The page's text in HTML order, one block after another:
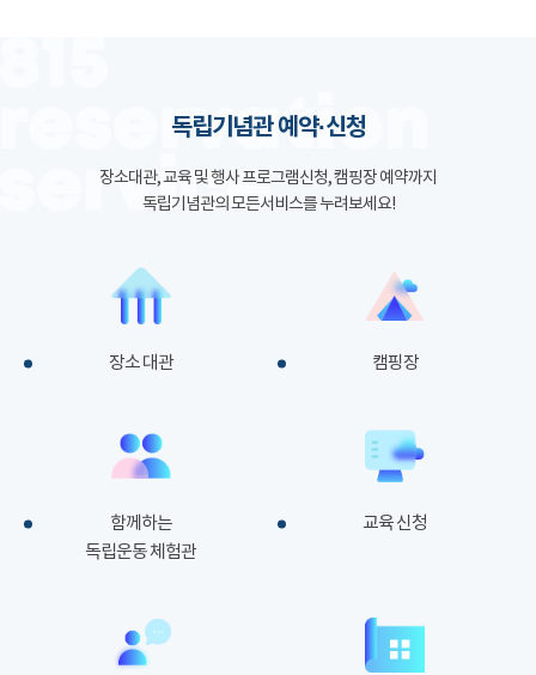
독립기념관 예약·신청
장소대관, 교육 및 행사 프로그램신청, 캠핑장 예약까지
독립기념관의 모든서비스를 누려보세요!
장소 대관 캠핑장
함께하는
독립운동 체험관
교육 신청